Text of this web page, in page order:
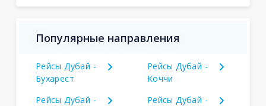
Популярные направления
Рейсы Дубай -
Бухарест
Рейсы Дубай -
Коччи
Рейсы Дубай -
Рейсы Дубай -